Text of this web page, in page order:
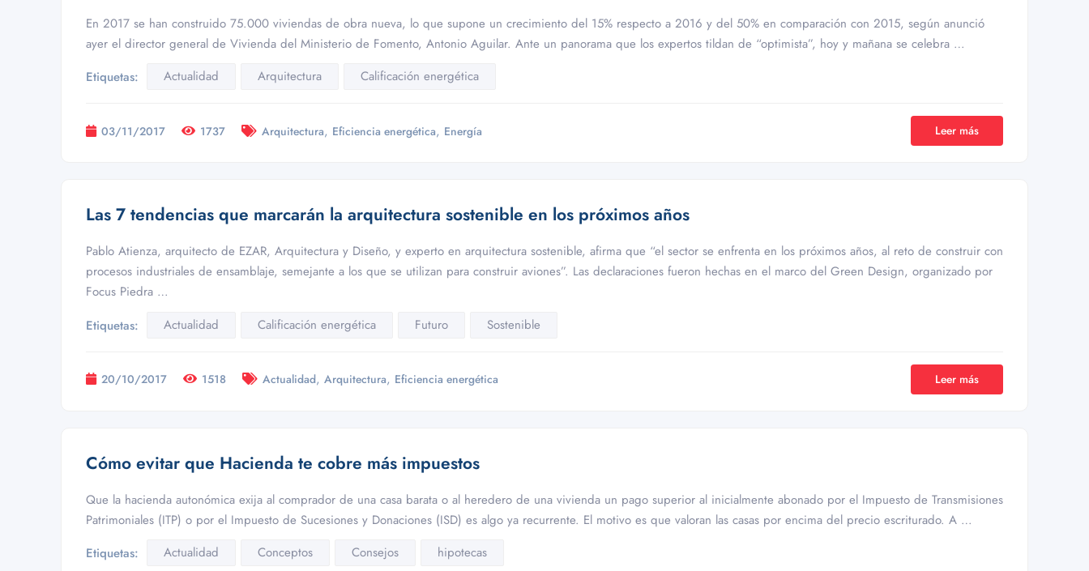
En 2017 se han construido 75.000 viviendas de obra nueva, lo que supone un crecimiento del 15% respecto a 2016 y del 50% en comparación con 2015, según anunció
ayer el director general de Vivienda del Ministerio de Fomento, Antonio Aguilar. Ante un panorama que los expertos tildan de “optimista”, hoy y mañana se celebra …
Etiquetas:
Actualidad Arquitectura Calificación energética
03/11/2017 1737 Arquitectura, Eficiencia energética, Energía Leer más
Las 7 tendencias que marcarán la arquitectura sostenible en los próximos años
Pablo Atienza, arquitecto de EZAR, Arquitectura y Diseño, y experto en arquitectura sostenible, afirma que “el sector se enfrenta en los próximos años, al reto de construir con
procesos industriales de ensamblaje, semejante a los que se utilizan para construir aviones”. Las declaraciones fueron hechas en el marco del Green Design, organizado por
Focus Piedra …
Etiquetas:
Actualidad Calificación energética Futuro Sostenible
20/10/2017 1518 Actualidad, Arquitectura, Eficiencia energética Leer más
Cómo evitar que Hacienda te cobre más impuestos
Que la hacienda autonómica exija al comprador de una casa barata o al heredero de una vivienda un pago superior al inicialmente abonado por el Impuesto de Transmisiones
Patrimoniales (ITP) o por el Impuesto de Sucesiones y Donaciones (ISD) es algo ya recurrente. El motivo es que valoran las casas por encima del precio escriturado. A …
Etiquetas:
Actualidad Conceptos Consejos hipotecas